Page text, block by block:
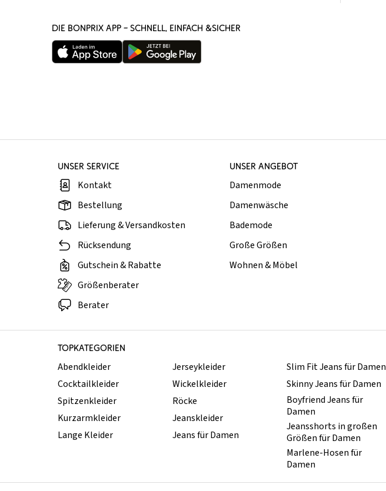
DIE BONPRIX APP – SCHNELL, EINFACH &SICHER
UNSER SERVICE
Kontakt
Bestellung
Lieferung & Versandkosten
Rücksendung
Gutschein & Rabatte
Größenberater
Berater
UNSER ANGEBOT
Damenmode
Damenwäsche
Bademode
Große Größen
Wohnen & Möbel
TOPKATEGORIEN
Abendkleider
Cocktailkleider
Spitzenkleider
Kurzarmkleider
Lange Kleider
Jerseykleider
Wickelkleider
Röcke
Jeanskleider
Jeans für Damen
Slim Fit Jeans für Damen
Skinny Jeans für Damen
Boyfriend Jeans für
Damen
Jeansshorts in großen
Größen für Damen
Marlene-Hosen für
Damen